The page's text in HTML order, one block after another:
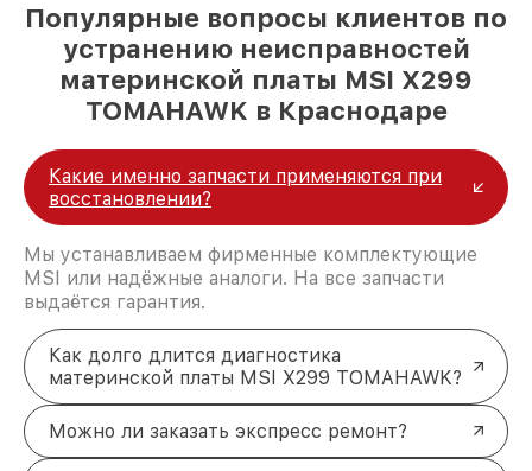
Популярные вопросы клиентов по
устранению неисправностей
материнской платы MSI X299
TOMAHAWK в Краснодаре
Какие именно запчасти применяются при
восстановлении?
Мы устанавливаем фирменные комплектующие
MSI или надёжные аналоги. На все запчасти
выдаётся гарантия.
Как долго длится диагностика
материнской платы MSI X299 TOMAHAWK?
Можно ли заказать экспресс ремонт?